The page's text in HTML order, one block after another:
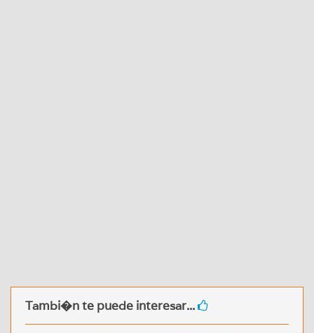
Tambi�n te puede interesar...